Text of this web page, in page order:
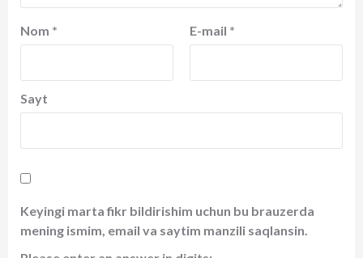
Nom * E-mail *
Sayt
Keyingi marta fikr bildirishim uchun bu brauzerda
mening ismim, email va saytim manzili saqlansin.